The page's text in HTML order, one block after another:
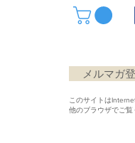
メルマガ
このサイトは
他のブラウザでご覧